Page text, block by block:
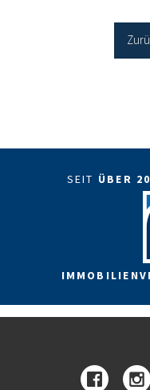
Sanierung in
SEIT ÜBER